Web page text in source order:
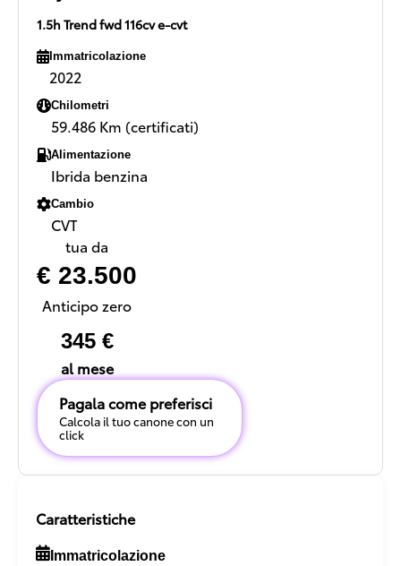
1.5h Trend fwd 116cv e-cvt
Immatricolazione
2022
Chilometri
59.486 Km (certificati)
Alimentazione
Ibrida benzina
Cambio
CVT
tua da
€ 23.500
Anticipo zero
345 €
al mese
Pagala come preferisci
Calcola il tuo canone con un
click
Caratteristiche
Immatricolazione